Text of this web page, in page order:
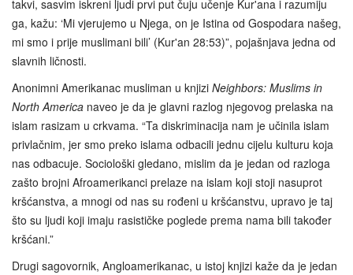
takvi, sasvim iskreni ljudi prvi put čuju učenje Kur'ana i razumiju
ga, kažu: ‘Mi vjerujemo u Njega, on je Istina od Gospodara našeg,
mi smo i prije muslimani bili’ (Kur'an 28:53)”, pojašnjava jedna od
slavnih ličnosti.
Anonimni Amerikanac musliman u knjizi Neighbors: Muslims in
North America naveo je da je glavni razlog njegovog prelaska na
islam rasizam u crkvama. “Ta diskriminacija nam je učinila islam
privlačnim, jer smo preko islama odbacili jednu cijelu kulturu koja
nas odbacuje. Sociološki gledano, mislim da je jedan od razloga
zašto brojni Afroamerikanci prelaze na islam koji stoji nasuprot
kršćanstva, a mnogi od nas su rođeni u kršćanstvu, upravo je taj
što su ljudi koji imaju rasističke poglede prema nama bili također
kršćani.”
Drugi sagovornik, Angloamerikanac, u istoj knjizi kaže da je jedan